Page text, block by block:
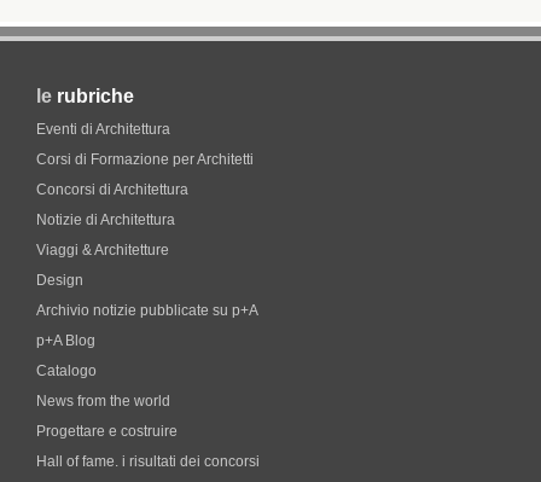
le rubriche
Eventi di Architettura
Corsi di Formazione per Architetti
Concorsi di Architettura
Notizie di Architettura
Viaggi & Architetture
Design
Archivio notizie pubblicate su p+A
p+A Blog
Catalogo
News from the world
Progettare e costruire
Hall of fame. i risultati dei concorsi